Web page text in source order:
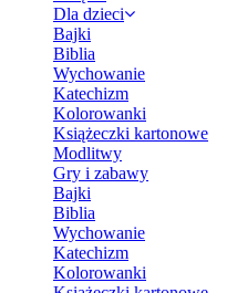
Dla dzieci
Bajki
Biblia
Wychowanie
Katechizm
Kolorowanki
Książeczki kartonowe
Modlitwy
Gry i zabawy
Bajki
Biblia
Wychowanie
Katechizm
Kolorowanki